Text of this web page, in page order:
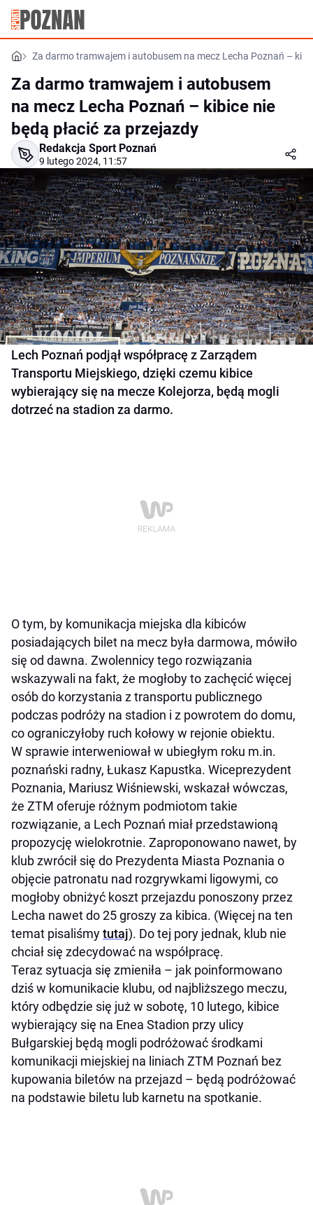
Za darmo tramwajem i autobusem na mecz Lecha Poznań –
Za darmo tramwajem i autobusem
na mecz Lecha Poznań – kibice nie
będą płacić za przejazdy
Redakcja Sport Poznań
9 lutego 2024, 11:57
Lech Poznań podjął współpracę z Zarządem
Transportu Miejskiego, dzięki czemu kibice
wybierający się na mecze Kolejorza, będą mogli
dotrzeć na stadion za darmo.
O tym, by komunikacja miejska dla kibiców
posiadających bilet na mecz była darmowa, mówiło
się od dawna. Zwolennicy tego rozwiązania
wskazywali na fakt, że mogłoby to zachęcić więcej
osób do korzystania z transportu publicznego
podczas podróży na stadion i z powrotem do domu,
co ograniczyłoby ruch kołowy w rejonie obiektu.
W sprawie interweniował w ubiegłym roku m.in.
poznański radny, Łukasz Kapustka. Wiceprezydent
Poznania, Mariusz Wiśniewski, wskazał wówczas,
że ZTM oferuje różnym podmiotom takie
rozwiązanie, a Lech Poznań miał przedstawioną
propozycję wielokrotnie. Zaproponowano nawet, by
klub zwrócił się do Prezydenta Miasta Poznania o
objęcie patronatu nad rozgrywkami ligowymi, co
mogłoby obniżyć koszt przejazdu ponoszony przez
Lecha nawet do 25 groszy za kibica. (Więcej na ten
temat pisaliśmytutaj). Do tej pory jednak, klub nie
chciał się zdecydować na współpracę.
Teraz sytuacja się zmieniła – jak poinformowano
dziś w komunikacie klubu, od najbliższego meczu,
który odbędzie się już w sobotę, 10 lutego, kibice
wybierający się na Enea Stadion przy ulicy
Bułgarskiej będą mogli podróżować środkami
komunikacji miejskiej na liniach ZTM Poznań bez
kupowania biletów na przejazd – będą podróżować
na podstawie biletu lub karnetu na spotkanie.